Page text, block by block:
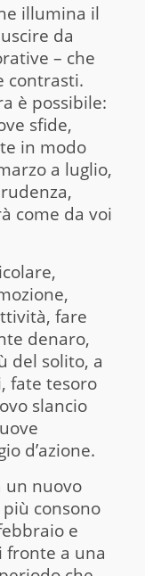
illumina il
da
– che
contrasti.
è possibile:
sfide,
in modo
a luglio,
come da voi
fare
denaro,
del solito, a
fate tesoro
slancio
d’azione.
un nuovo
consono
e
fronte a una